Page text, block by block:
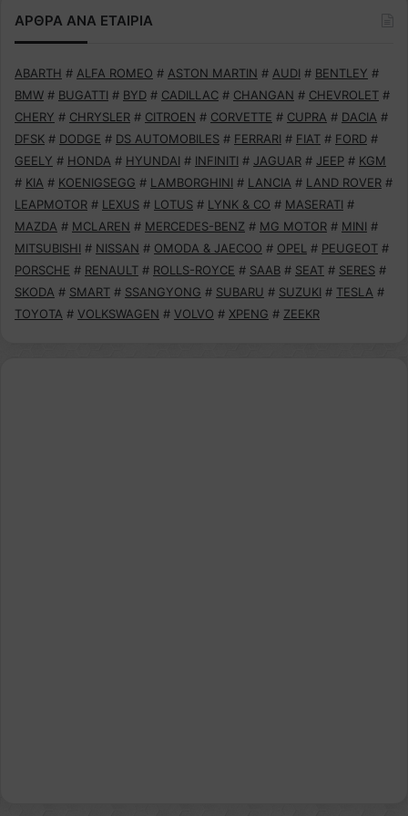
ΑΡΘΡΑ ΑΝΑ ΕΤΑΙΡΙΑ
ABARTH # ALFA ROMEO # ASTON MARTIN # AUDI # BENTLEY #
BMW # BUGATTI # BYD # CADILLAC # CHANGAN # CHEVROLET #
CHERY # CHRYSLER # CITROEN # CORVETTE # CUPRA # DACIA #
DFSK # DODGE # DS AUTOMOBILES # FERRARI # FIAT # FORD #
GEELY # HONDA # HYUNDAI # INFINITI # JAGUAR # JEEP # KGM
# KIA # KOENIGSEGG # LAMBORGHINI # LANCIA # LAND ROVER #
LEAPMOTOR # LEXUS # LOTUS # LYNK & CO # MASERATI #
MAZDA # MCLAREN # MERCEDES-BENZ # MG MOTOR # MINI #
MITSUBISHI # NISSAN # OMODA & JAECOO # OPEL # PEUGEOT #
PORSCHE # RENAULT # ROLLS-ROYCE # SAAB # SEAT # SERES #
SKODA # SMART # SSANGYONG # SUBARU # SUZUKI # TESLA #
TOYOTA # VOLKSWAGEN # VOLVO # XPENG # ZEEKR